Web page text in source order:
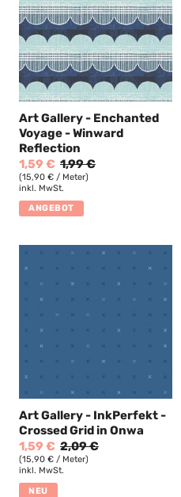
Art Gallery - Enchanted
Voyage - Winward
Reflection
1,59 € 1,99 €
(15,90 € / Meter)
inkl. MwSt.
ANGEBOT
Art Gallery - InkPerfekt -
Crossed Grid in Onwa
1,59 € 2,09 €
(15,90 € / Meter)
inkl. MwSt.
NEU